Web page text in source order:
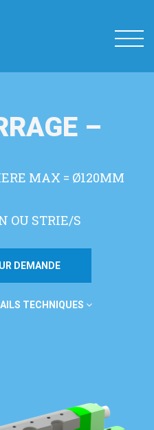
–
MAX = Ø120MM
OU STRIE/S
DEMANDE
TECHNIQUES